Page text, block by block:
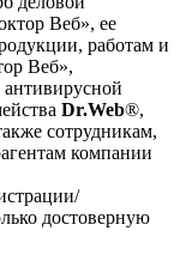
Веб», ее
работам и
Веб»,
Dr.Web®,
сотрудникам,
компании
достоверную